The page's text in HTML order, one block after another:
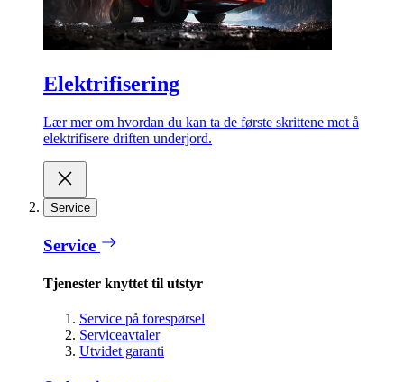
Elektrifisering
Lær mer om hvordan du kan ta de første skrittene mot å
elektrifisere driften underjord.
Service
Service
Tjenester knyttet til utstyr
Service på forespørsel
Serviceavtaler
Utvidet garanti